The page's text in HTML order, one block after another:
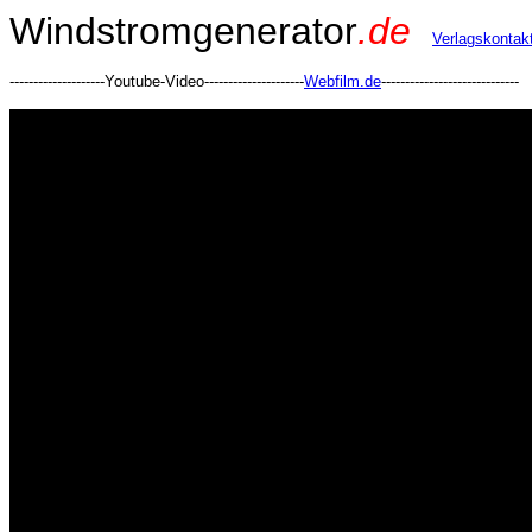
Windstromgenerator.de
--------------------Youtube-Video---------------------Webfilm.de-----------------------------